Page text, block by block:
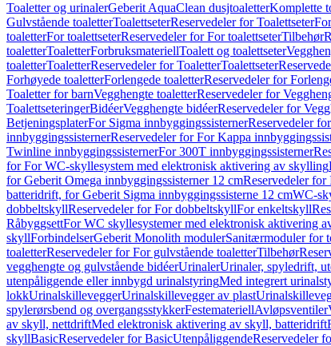
Toaletter og urinalerGeberit AquaClean dusjtoaletterKomplette
Gulvstående toaletterToalettseterReservedeler for Toalettseter
toaletterFor toalettseterReservedeler for For toalettseterTilbehør
toaletterToaletterForbruksmateriellToalett og toalettseter
toaletterToaletterReservedeler for ToaletterToalettseter
Forhøyede toaletterForlengede toaletterReservedeler for
Toaletter for barnVegghengte toaletterReservedeler for
ToalettseteringerBidéerVegghengte bidéerReservedeler for
BetjeningsplaterFor Sigma innbyggingssisternerReservedeler
innbyggingssisternerReservedeler for For Kappa
Twinline innbyggingssisternerFor 300T innbyggingssisterner
for For WC-skyllesystem med elektronisk aktivering av skylling
for Geberit Omega innbyggingssisterner 12 cmReservedeler
batteridrift, for Geberit Sigma innbyggingssisterne 12 cmWC-
dobbeltskyllReservedeler for For dobbeltskyllFor enkeltskyll
RåbyggsettFor WC skyllesystemer med elektronisk aktivering
skyllForbindelserGeberit Monolith modulerSanitærmoduler for
toaletterReservedeler for For gulvstående toaletterTilbehør
vegghengte og gulvstående bidéerUrinalerUrinaler, spyledrift,
utenpåliggende eller innbygd urinalstyringMed integrert
lokkUrinalskilleveggerUrinalskillevegger av plast
spylerørsbend og overgangsstykkerFestemateriellAvløpsventiler
av skyll, nettdriftMed elektronisk aktivering av skyll, batteridrift
skyllBasicReservedeler for BasicUtenpåliggendeReservedeler